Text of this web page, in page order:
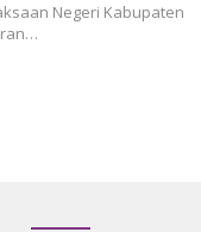
Negeri Kabupaten